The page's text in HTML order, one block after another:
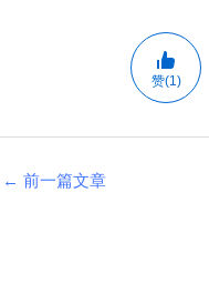
赞(1)
← 前一篇文章